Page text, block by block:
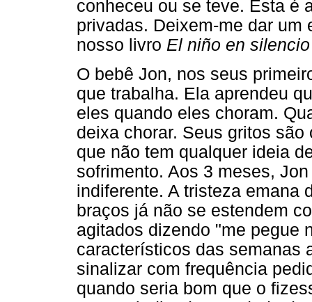
conheceu ou se teve. Esta é
privadas. Deixem-me dar um
nosso livro El niño en
O bebê Jon, nos seus
que trabalha. Ela aprendeu
eles quando eles choram.
deixa chorar. Seus gritos
que não tem qualquer ideia
sofrimento. Aos 3 meses,
indiferente. A tristeza emana
braços já não se estendem
agitados dizendo "me pegue
característicos das semanas
sinalizar com frequência
quando seria bom que o